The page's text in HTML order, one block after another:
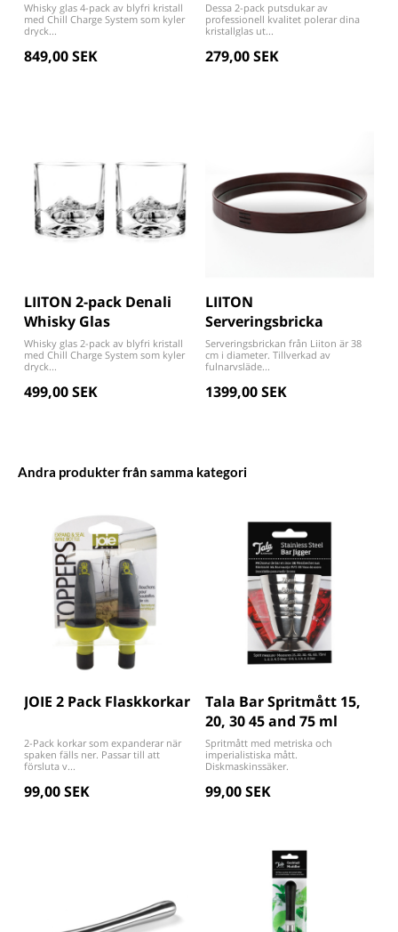
Whisky glas 4-pack av blyfri kristall
med Chill Charge System som kyler
dryck...
849,00 SEK
Dessa 2-pack putsdukar av
professionell kvalitet polerar dina
kristallglas ut...
279,00 SEK
LIITON 2-pack Denali
Whisky Glas
Whisky glas 2-pack av blyfri kristall
med Chill Charge System som kyler
dryck...
499,00 SEK
LIITON
Serveringsbricka
Serveringsbrickan från Liiton är 38
cm i diameter. Tillverkad av
fulnarvsläde...
1399,00 SEK
Andra produkter från samma kategori
JOIE 2 Pack Flaskkorkar
2-Pack korkar som expanderar när
spaken fälls ner. Passar till att
försluta v...
99,00 SEK
Tala Bar Spritmått 15,
20, 30 45 and 75 ml
Spritmått med metriska och
imperialistiska mått.
Diskmaskinssäker.
99,00 SEK